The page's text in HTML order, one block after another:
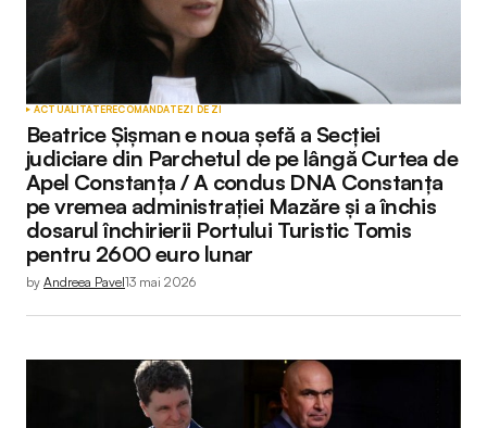
ACTUALITATERECOMANDATEZI DE ZI
Beatrice Șișman e noua șefă a Secției
judiciare din Parchetul de pe lângă Curtea de
Apel Constanța / A condus DNA Constanța
pe vremea administrației Mazăre și a închis
dosarul închirierii Portului Turistic Tomis
pentru 2600 euro lunar
by Andreea Pavel13 mai 2026